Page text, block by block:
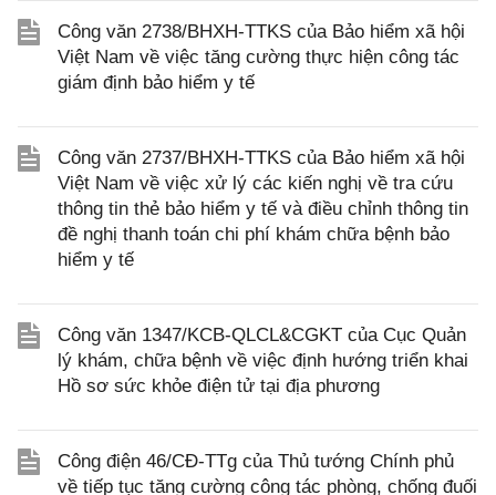
Công văn 2738/BHXH-TTKS của Bảo hiểm xã hội
Việt Nam về việc tăng cường thực hiện công tác
giám định bảo hiểm y tế
Công văn 2737/BHXH-TTKS của Bảo hiểm xã hội
Việt Nam về việc xử lý các kiến nghị về tra cứu
thông tin thẻ bảo hiểm y tế và điều chỉnh thông tin
đề nghị thanh toán chi phí khám chữa bệnh bảo
hiểm y tế
Công văn 1347/KCB-QLCL&CGKT của Cục Quản
lý khám, chữa bệnh về việc định hướng triển khai
Hồ sơ sức khỏe điện tử tại địa phương
Công điện 46/CĐ-TTg của Thủ tướng Chính phủ
về tiếp tục tăng cường công tác phòng, chống đuối